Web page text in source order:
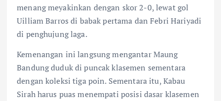
menang meyakinkan dengan skor 2-0, lewat gol
Uilliam Barros di babak pertama dan Febri Hariyadi
di penghujung laga.
Kemenangan ini langsung mengantar Maung
Bandung duduk di puncak klasemen sementara
dengan koleksi tiga poin. Sementara itu, Kabau
Sirah harus puas menempati posisi dasar klasemen